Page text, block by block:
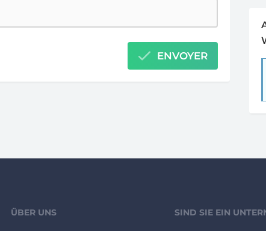
ENVOYER
ÜBER UNS SIND SIE EIN